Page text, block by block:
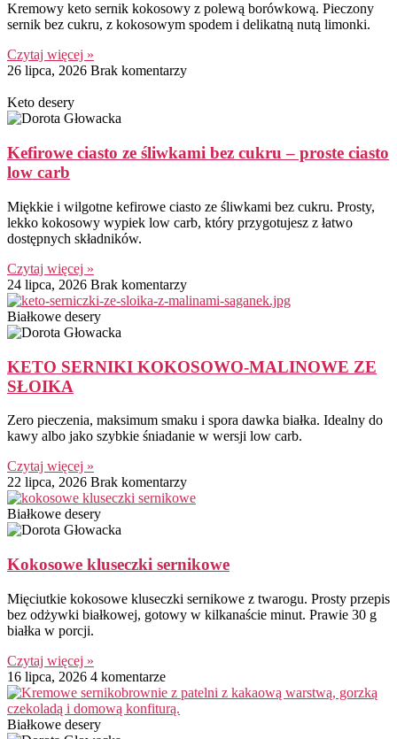
Kremowy keto sernik kokosowy z polewą borówkową. Pieczony
sernik bez cukru, z kokosowym spodem i delikatną nutą limonki.
Czytaj więcej »
26 lipca, 2026 Brak komentarzy
Keto desery
Kefirowe ciasto ze śliwkami bez cukru – proste ciasto
low carb
Miękkie i wilgotne kefirowe ciasto ze śliwkami bez cukru. Prosty,
lekko kokosowy wypiek low carb, który przygotujesz z łatwo
dostępnych składników.
Czytaj więcej »
24 lipca, 2026 Brak komentarzy
Białkowe desery
KETO SERNIKI KOKOSOWO-MALINOWE ZE
SŁOIKA
Zero pieczenia, maksimum smaku i spora dawka białka. Idealny do
kawy albo jako szybkie śniadanie w wersji low carb.
Czytaj więcej »
22 lipca, 2026 Brak komentarzy
Białkowe desery
Kokosowe kluseczki sernikowe
Mięciutkie kokosowe kluseczki sernikowe z twarogu. Prosty przepis
bez odżywki białkowej, gotowy w kilkanaście minut. Prawie 30 g
białka w porcji.
Czytaj więcej »
16 lipca, 2026 4 komentarze
Białkowe desery